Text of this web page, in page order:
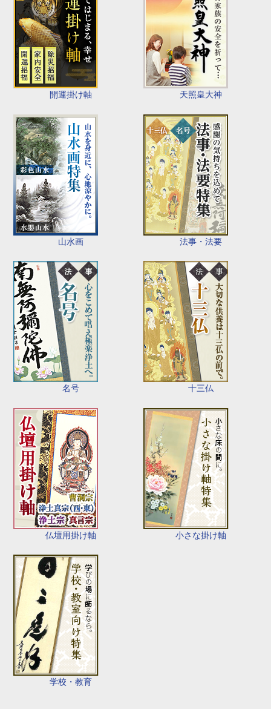
開運掛け軸 天照皇大神
山水画 法事・法要
名号 十三仏
仏壇用掛け軸 小さな掛け軸
学校・教育